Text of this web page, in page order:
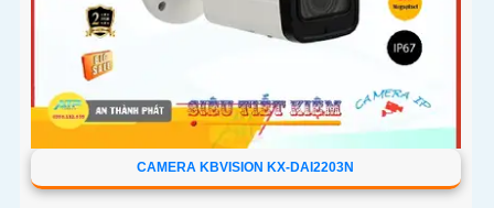
CAMERA KBVISION KX-DAI2203N